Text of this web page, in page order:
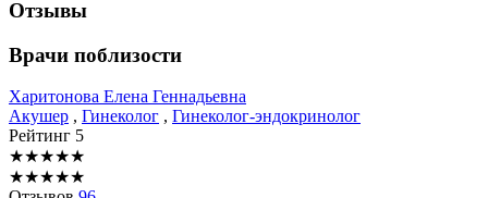
Отзывы
Врачи поблизости
Харитонова Елена Геннадьевна
Акушер , Гинеколог , Гинеколог-эндокринолог
Рейтинг 5
★★★★★
★★★★★